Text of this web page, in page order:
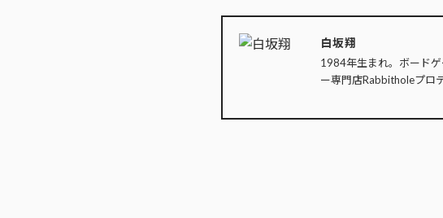
白坂翔
1984年生まれ。ボードゲ
ー専門店Rabbitholeプロ